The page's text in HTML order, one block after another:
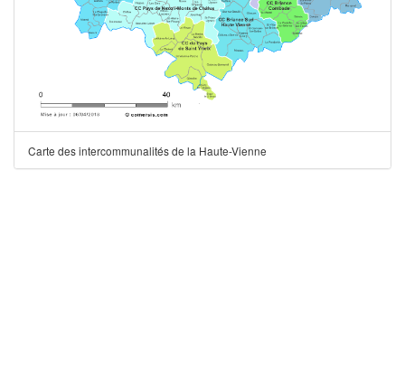
Carte des intercommunalités de la Haute-Vienne